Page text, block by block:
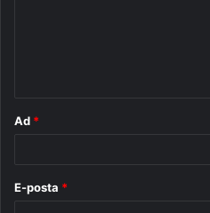
Ad *
E-posta *